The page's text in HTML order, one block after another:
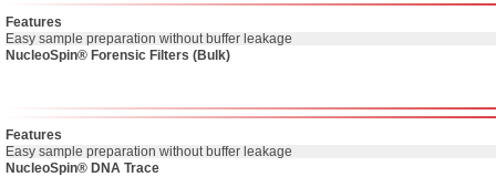
Features
Easy sample preparation without buffer leakage
NucleoSpin® Forensic Filters (Bulk)
Features
Easy sample preparation without buffer leakage
NucleoSpin® DNA Trace